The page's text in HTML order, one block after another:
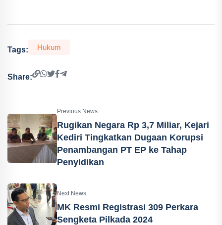
Tags: Hukum
Share:
Previous News
Rugikan Negara Rp 3,7 Miliar, Kejari
Kediri Tingkatkan Dugaan Korupsi
Penambangan PT EP ke Tahap
Penyidikan
Next News
MK Resmi Registrasi 309 Perkara
Sengketa Pilkada 2024